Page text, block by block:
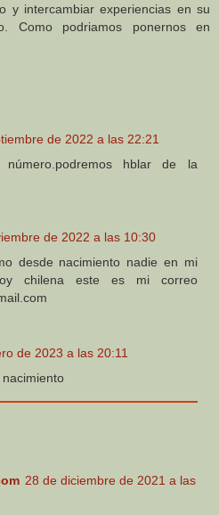
y intercambiar experiencias en su
Como podriamos ponernos en
de 2022 a las 22:21
hblar de la
de 2022 a las 10:30
desde nacimiento nadie en mi
chilena este es mi correo
de 2023 a las 20:11
28 de diciembre de 2021 a las